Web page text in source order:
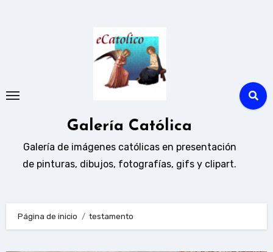
Galería Católica
Galería de imágenes católicas en presentación
de pinturas, dibujos, fotografías, gifs y clipart.
Página de inicio testamento